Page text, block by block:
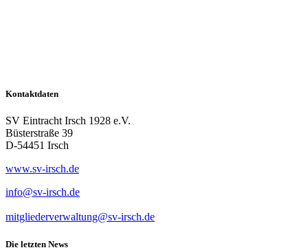
Kontaktdaten
SV Eintracht Irsch 1928 e.V.
Büsterstraße 39
D-54451 Irsch
www.sv-irsch.de
info@sv-irsch.de
mitgliederverwaltung@sv-irsch.de
Die letzten News